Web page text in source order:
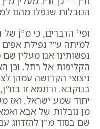
הנובלות שנפלו מהם
ופי’ הדברים, כי מ”ן
למיתה ע”י נפילת
נפשותינו אנו מעלין
הקליפות אל רחל. וכן
ניצוצי הקדושה עמהן
בנוקבא. ודוגמא זו
יחוד שמע ישראל, ואז
מן נובלות של אבא
שם בסוד מ”ן להזדווג